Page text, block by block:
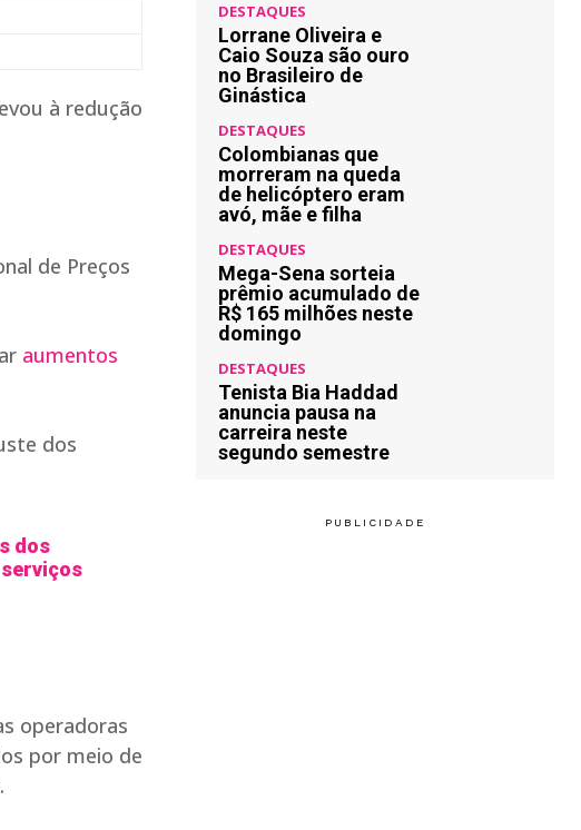
à redução
de Preços
aumentos
dos
dos
operadoras
por meio de
DESTAQUES
Lorrane Oliveira e
Caio Souza são ouro
no Brasileiro de
Ginástica
DESTAQUES
Colombianas que
morreram na queda
de helicóptero eram
avó, mãe e filha
DESTAQUES
Mega-Sena sorteia
prêmio acumulado de
R$ 165 milhões neste
domingo
DESTAQUES
Tenista Bia Haddad
anuncia pausa na
carreira neste
segundo semestre